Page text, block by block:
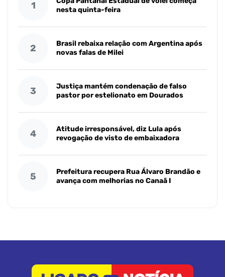
1
nesta quinta-feira
2
Brasil rebaixa relação com Argentina após
novas falas de Milei
3
Justiça mantém condenação de falso
pastor por estelionato em Dourados
4
Atitude irresponsável, diz Lula após
revogação de visto de embaixadora
5
Prefeitura recupera Rua Álvaro Brandão e
avança com melhorias no Canaã I